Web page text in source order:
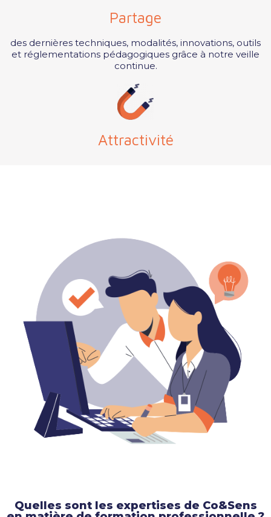
Partage
des dernières techniques, modalités, innovations, outils
et réglementations pédagogiques grâce à notre veille
continue.
Attractivité
Quelles sont les expertises de Co&Sens